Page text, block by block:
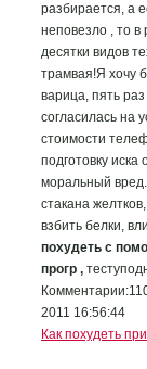
разбирается, а
неповезло , то в
десятки видов
трамвая!Я хочу
варица, пять
согласилась на
стоимости
подготовку иска
моральный
стакана
взбить белки,
похудеть с
прогр ,
2011 16:56:44
Как похудеть